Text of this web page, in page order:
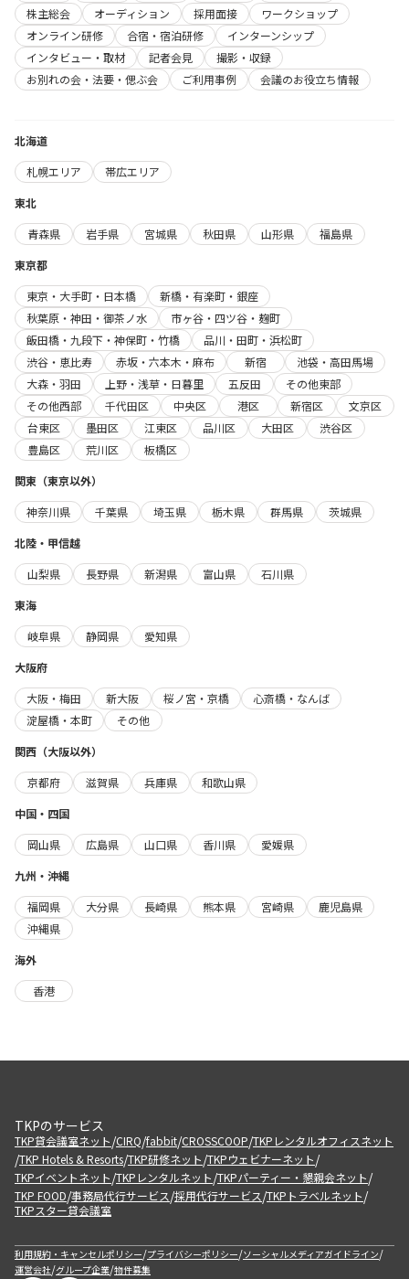
株主総会
オーディション 採用面接
ワークショップ
オンライン研修
合宿・宿泊研修
インターンシップ
インタビュー・取材
記者会見
撮影・収録
お別れの会・法要・偲ぶ会
ご利用事例 会議のお役立ち情報
北海道
札幌エリア
帯広エリア
東北
青森県
岩手県 宮城県 秋田県 山形県
福島県
東京都
東京・大手町・日本橋
新橋・有楽町・銀座
秋葉原・神田・御茶ノ水
市ヶ谷・四ツ谷・麹町
飯田橋・九段下・神保町・竹橋
品川・田町・浜松町
渋谷・恵比寿
赤坂・六本木・麻布 新宿
池袋・高田馬場
大森・羽田
上野・浅草・日暮里 五反田
その他東部
その他西部
千代田区 中央区 港区 新宿区
文京区
台東区
墨田区 江東区 品川区 大田区
渋谷区
豊島区
荒川区
板橋区
関東（東京以外）
神奈川県
千葉県 埼玉県 栃木県 群馬県
茨城県
北陸・甲信越
山梨県
長野県 新潟県 富山県
石川県
東海
岐阜県
静岡県
愛知県
大阪府
大阪・梅田
新大阪 桜ノ宮・京橋
心斎橋・なんば
淀屋橋・本町
その他
関西（大阪以外）
京都府
滋賀県 兵庫県
和歌山県
中国・四国
岡山県
広島県 山口県 香川県
愛媛県
九州・沖縄
福岡県
大分県 長崎県 熊本県 宮崎県
鹿児島県
沖縄県
海外
香港
TKPのサービス
TKP貸会議室ネット/CIRQ/fabbit/CROSSCOOP/TKPレンタルオフィスネット
/TKP Hotels & Resorts/TKP研修ネット/TKPウェビナーネット/
TKPイベントネット/TKPレンタルネット/TKPパーティー・懇親会ネット/
TKP FOOD/事務局代行サービス/採用代行サービス/TKPトラベルネット/
TKPスター貸会議室
利用規約・キャンセルポリシー/プライバシーポリシー/ソーシャルメディアガイドライン/
運営会社/グループ企業/物件募集